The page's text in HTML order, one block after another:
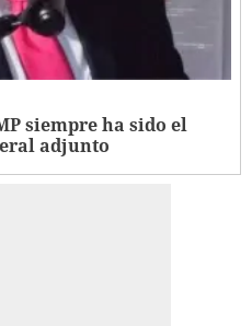
siempre ha sido el
adjunto